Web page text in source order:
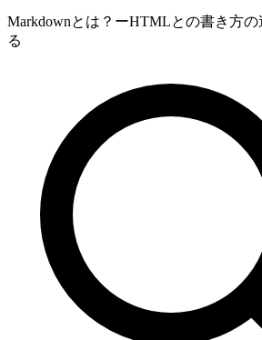
Markdownとは？ーHTMLとの書き方
る